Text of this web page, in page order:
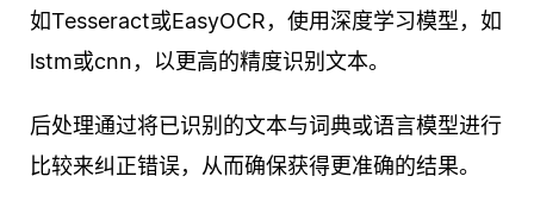
如Tesseract或EasyOCR，使用深度学习模型，如
lstm或cnn，以更高的精度识别文本。
后处理通过将已识别的文本与词典或语言模型进行
比较来纠正错误，从而确保获得更准确的结果。